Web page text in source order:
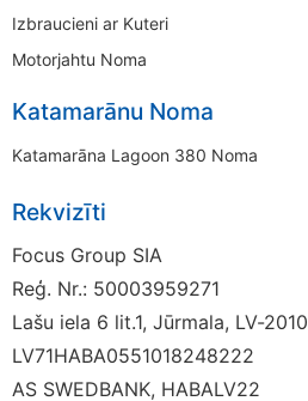
Izbraucieni ar Kuteri
Motorjahtu Noma
Katamarānu Noma
Katamarāna Lagoon 380 Noma
Rekvizīti
Focus Group SIA
Reģ. Nr.: 50003959271
Lašu iela 6 lit.1, Jūrmala, LV-2010
LV71HABA0551018248222
AS SWEDBANK, HABALV22